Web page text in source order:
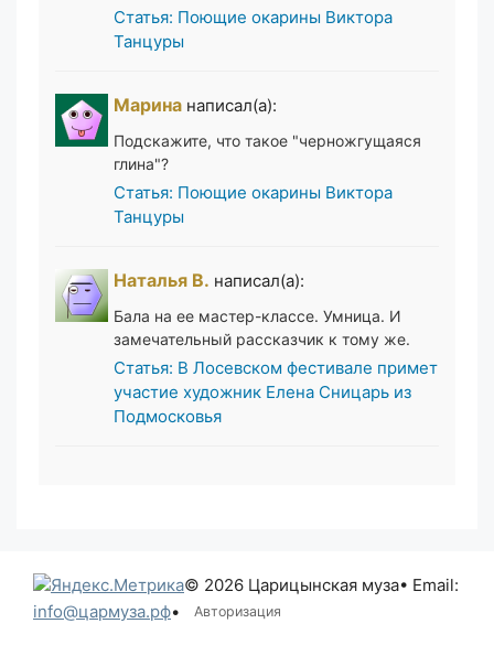
Статья: Поющие окарины Виктора
Танцуры
Марина написал(а):
Подскажите, что такое "черножгущаяся
глина"?
Статья: Поющие окарины Виктора
Танцуры
Наталья В. написал(а):
Бала на ее мастер-классе. Умница. И
замечательный рассказчик к тому же.
Статья: В Лосевском фестивале примет
участие художник Елена Сницарь из
Подмосковья
© 2026 Царицынская муза• Email:
info@цармуза.рф• Авторизация